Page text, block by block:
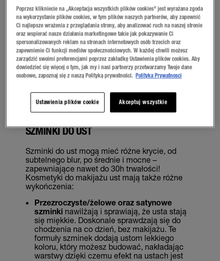
Makijaż ust pozwala podkreślić urodę i wyrazić
indywidualny styl. W tłumaczeniu z języka
angielskiego na język polski słowo „lipstick”
oznacza zarówno szminkę, jak i pomadkę. Na
polskim rynku kosmetycznym, wśród
producentów kosmetyków do makijażu ust, ten
termin też jest bardzo często używany
zamiennie, choć kontekst ich zastosowania
oraz kolorystyka pozwala na ich pewne
skupia się głównie na kolorze i efektach
wizualnych, z kolei pomadki – bardziej na
funkcjach pielęgnacyjnych.
SZMINKI DO UST
Szminki do ust mogą mieć różne krycie, od
subtelnego blur, po średnie i mocne –
zapewniające nawet do 30h trwałości!
Kosmetyki do makijażu ust mają także różne
wykończenia:
Przezroczyste/żelowe oraz satynowe
szminkinawilżają i sprawiają, że usta stają
się miękkie. Doskonale sprawdzają się do
chodzenia na co dzień, bez makijażu. Te
formuły szminek dodają ustom lekkiego
koloru, który możesz budować, nakładając
warstwy dzięki czemu efekt na ustach jest
Poprzez klikniecie na „Akceptacja wszystkich plików cookies” jest wyrażana zgoda
na wykorzystanie plików cookies, w tym plików naszych partnerów, aby zapewnić
Ci najlepsze wrażenia z przeglądania strony, aby analizować ruch na naszej stronie
oraz wspierać nasze działania marketingowe takie jak pokazywanie Ci
spersonalizowanych reklam na stronach internetowych osób trzecich oraz
zapewnienie Ci funkcji mediów społecznościowych. W każdej chwili możesz
zarządzić swoimi preferencjami poprzez zakładkę Ustawienia plików cookies. Aby
dowiedzieć się więcej o tym, jak my i nasi partnerzy przetwarzamy Twoje dane
osobowe, zapoznaj się z naszą Polityką prywatności. Polityka Prywatnosci
Ustawienia plików cookie Akceptuj wszystkie